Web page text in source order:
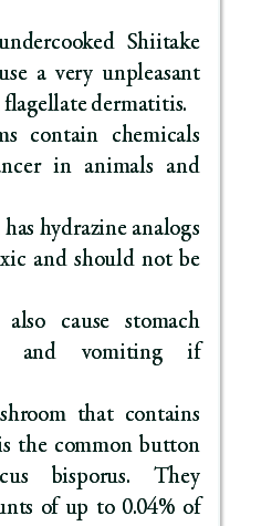
Shiitake
a very unpleasant
dermatitis.
contain chemicals
in animals and
hydrazine analogs
and should not be
cause stomach
and vomiting if
that contains
the common button
bisporus. They
of up to 0.04% of